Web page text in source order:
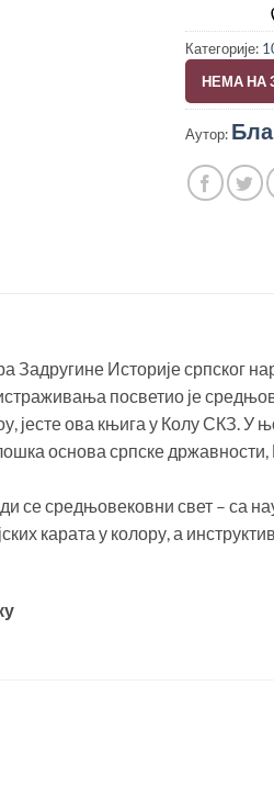
Категорије:
НЕМА НА
Аутор:
Историје српског
посветио је
јесте ова књига у Колу СКЗ. У
основа српске
се средњовековни свет – са
карата у колору, а